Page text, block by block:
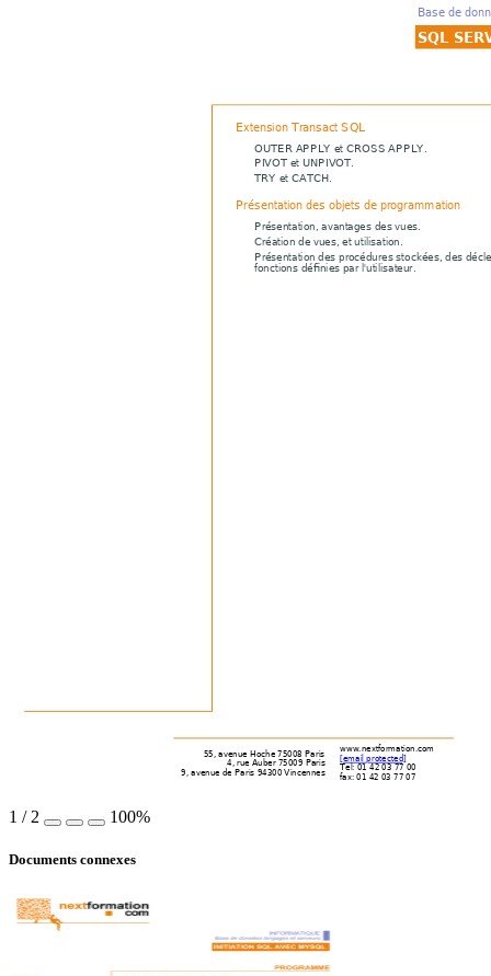
Base de
SQL
55, avenue Hoche 75008 Paris
4, rue Auber 75009 Paris
9, avenue de Paris 94300 Vincennes
www.nextformation.com
[email protected]
Tel: 01 42 03 77 00
fax: 01 42 03 77 07
Extension Transact SQL
OUTER APPLY et CROSS APPLY.
PIVOT et UNPIVOT.
TRY et CATCH.
Présentation des objets de programmation
Présentation, avantages des vues.
Création de vues, et utilisation.
Présentation des procédures stockées, des
fonctions définies par l'utilisateur.
1 / 2 100%
Documents connexes